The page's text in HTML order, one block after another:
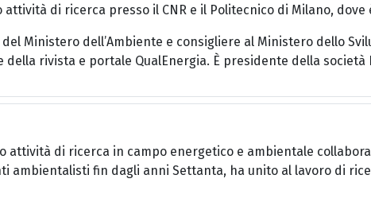
di ricerca presso il CNR e il Politecnico di Milano, dove
Ministero dell’Ambiente e consigliere al Ministero dello
della rivista e portale QualEnergia. È presidente della società
attività di ricerca in campo energetico e ambientale
ambientalisti fin dagli anni Settanta, ha unito al lavoro di